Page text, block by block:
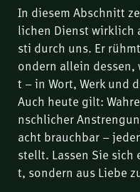
In diesem Abschnitt
lichen Dienst wirklich
sti durch uns. Er
ondern allein
t – in Wort, Werk und
Auch heute gilt:
nschlicher
acht brauchbar –
stellt. Lassen Sie
t, sondern aus Liebe